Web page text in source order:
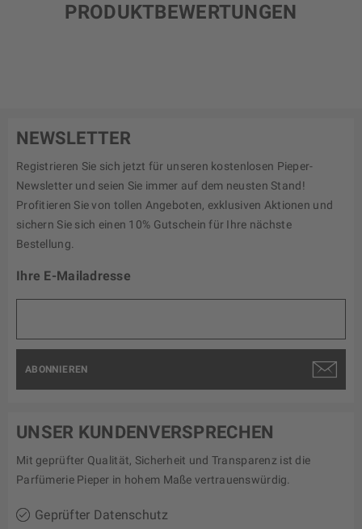
PRODUKTBEWERTUNGEN
NEWSLETTER
Registrieren Sie sich jetzt für unseren kostenlosen Pieper-
Newsletter und seien Sie immer auf dem neusten Stand!
Profitieren Sie von tollen Angeboten, exklusiven Aktionen und
sichern Sie sich einen 10% Gutschein für Ihre nächste
Bestellung.
Ihre E-Mailadresse
ABONNIEREN
UNSER KUNDENVERSPRECHEN
Mit geprüfter Qualität, Sicherheit und Transparenz ist die
Parfümerie Pieper in hohem Maße vertrauenswürdig.
Geprüfter Datenschutz